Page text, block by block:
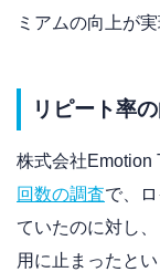
ミアムの向上が実
リピート率
株式会社Emotion
回数の調査で、
ていたのに対し
用に止まったと